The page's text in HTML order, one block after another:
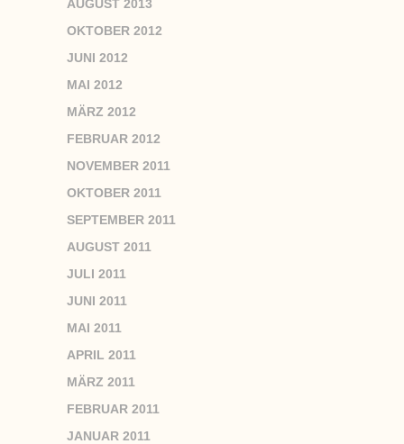
AUGUST 2013
OKTOBER 2012
JUNI 2012
MAI 2012
MÄRZ 2012
FEBRUAR 2012
NOVEMBER 2011
OKTOBER 2011
SEPTEMBER 2011
AUGUST 2011
JULI 2011
JUNI 2011
MAI 2011
APRIL 2011
MÄRZ 2011
FEBRUAR 2011
JANUAR 2011